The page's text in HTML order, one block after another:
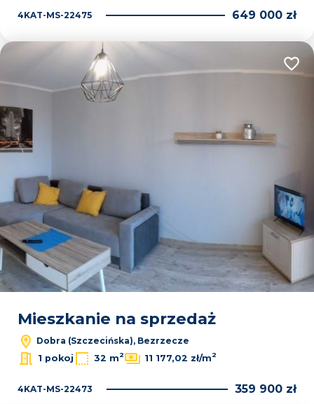
4KAT-MS-22475 649 000 zł
Mieszkanie na sprzedaż
Dobra (Szczecińska), Bezrzecze
1 pokoj
32 m2 11 177,02 zł/m2
4KAT-MS-22473 359 900 zł